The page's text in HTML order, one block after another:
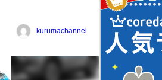
kurumachannel